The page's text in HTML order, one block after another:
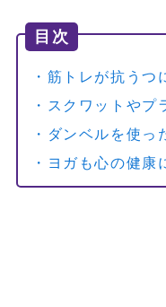
目次
・筋トレが抗うつ
・スクワットやプ
・ダンベルを使っ
・ヨガも心の健康